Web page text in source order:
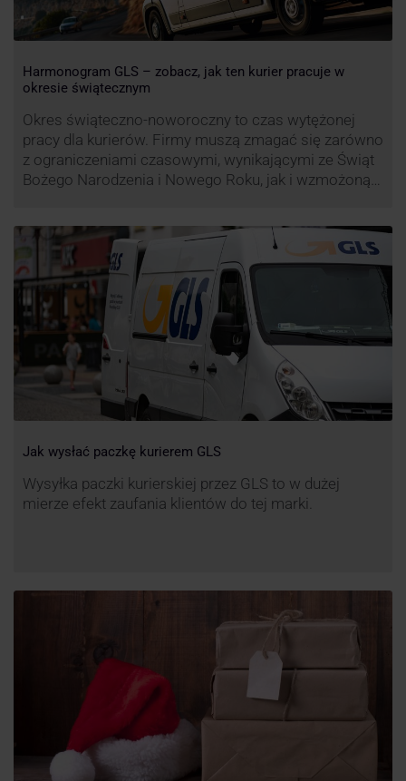
Harmonogram GLS – zobacz, jak ten kurier pracuje w
okresie świątecznym
Okres świąteczno-noworoczny to czas wytężonej
pracy dla kurierów. Firmy muszą zmagać się zarówno
z ograniczeniami czasowymi, wynikającymi ze Świąt
Bożego Narodzenia i Nowego Roku, jak i wzmożoną
firm. Zobacz harmonogram GLS na czas świąteczny!
Jak wysłać paczkę kurierem GLS
Wysyłka paczki kurierskiej przez GLS to w dużej
mierze efekt zaufania klientów do tej marki.